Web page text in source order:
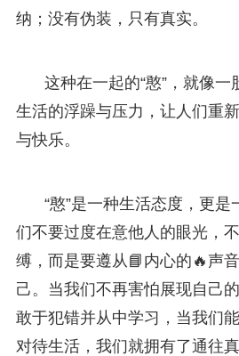
纳；没有伪装，只有真实。
这种在一起的“憨”，就像
生活的浮躁与压力，让人们重
与快乐。
“憨”是一种生活态度，更
们不要过度在意他人的眼光，
缚，而是要遵从📘内心的🔥声
己。当我们不再害怕展现自己
敢于犯错并从中学习，当我们
对待生活，我们就拥有了通往